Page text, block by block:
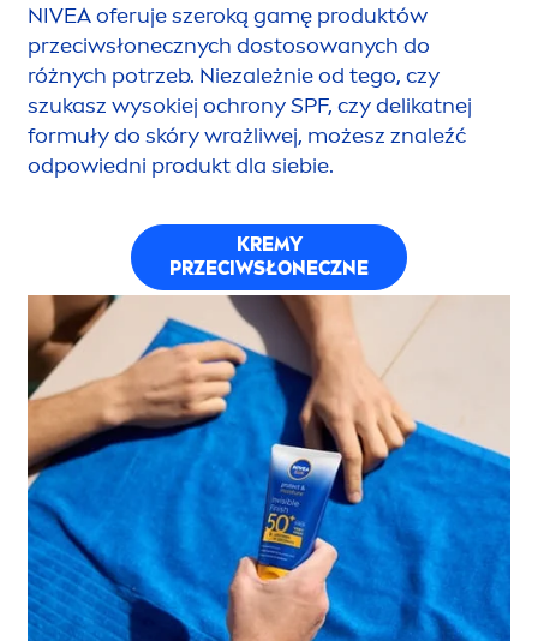
NIVEAoferuje szeroką gamę produktów
przeciwsłonecznych dostosowanych do
różnych potrzeb. Niezależnie od tego, czy
szukasz wysokiej ochrony SPF, czy delikatnej
formuły do skóry wrażliwej, możesz znaleźć
odpowiedni produkt dla siebie.
KREMY
PRZECIWSŁONECZNE